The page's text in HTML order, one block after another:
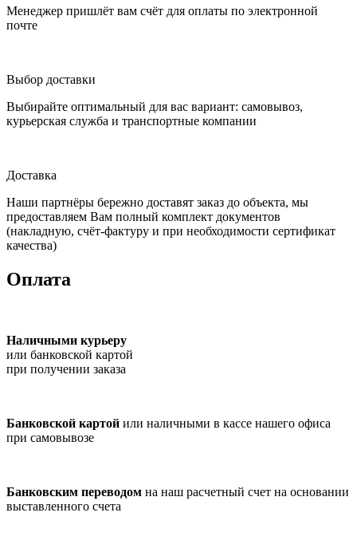
Менеджер пришлёт вам счёт для оплаты по электронной
почте
Выбор доставки
Выбирайте оптимальный для вас вариант: самовывоз,
курьерская служба и транспортные компании
Доставка
Наши партнёры бережно доставят заказ до объекта, мы
предоставляем Вам полный комплект документов
(накладную, счёт-фактуру и при необходимости сертификат
качества)
Оплата
Наличными курьеру
или банковской картой
при получении заказа
Банковской картой или наличными в кассе нашего офиса
при самовывозе
Банковским переводом на наш расчетный счет на основании
выставленного счета